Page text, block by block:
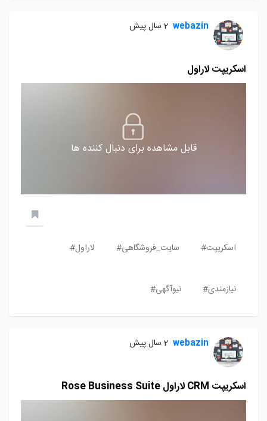
webazin 2 سال پیش
اسکریپت لاراول
قابل مشاهده برای دنبال کننده ها
اسکریپت# سایت_فروشگاهی# لاراول#
نیازمندی# نیوآگهی#
webazin 2 سال پیش
اسکریپت CRM لاراول Rose Business Suite